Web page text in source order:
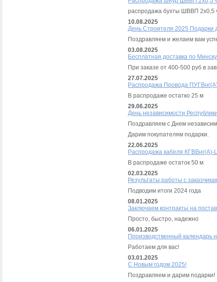
распродажа бухты ШВВП 2х0,5
10.08.2025
День Строителя 2025 Подарки
Поздравляем и желаем вам
03.08.2025
Бесплатная доставка по Минску
При заказе от 400-500 руб в
27.07.2025
Распродажа Провода
В распродаже остатко 25 м
29.06.2025
День независимости
Поздравляем с Днем
Дарим покупателям подарки.
22.06.2025
Распродажа кабеля КГВВнг(А)-
В распродаже остаток 50 м
02.03.2025
Результаты работы с
Подводим итоги 2024 года
08.01.2025
Заключаем контракты на
Просто, быстро, надежно
06.01.2025
Производственный календарь
Работаем для вас!
03.01.2025
С Новым годом 2025!
Поздравляем и дарим подарки!